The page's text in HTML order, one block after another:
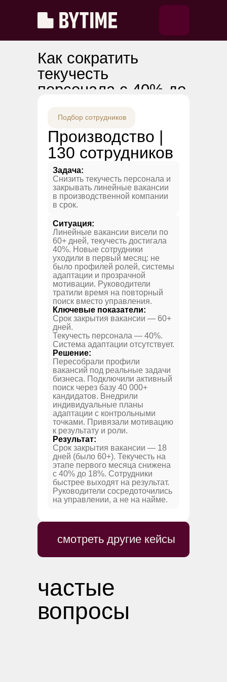
Как сократить
текучесть
персонала с 40% до
Подбор сотрудников
Производство |
130 сотрудников
Задача:
Снизить текучесть персонала и
закрывать линейные вакансии
в производственной компании
в срок.
Ситуация:
Линейные вакансии висели по
60+ дней, текучесть достигала
40%. Новые сотрудники
уходили в первый месяц: не
было профилей ролей, системы
адаптации и прозрачной
мотивации. Руководители
тратили время на повторный
поиск вместо управления.
Ключевые показатели:
Срок закрытия вакансии — 60+
дней.
Текучесть персонала — 40%.
Система адаптации отсутствует.
Решение:
Пересобрали профили
вакансий под реальные задачи
бизнеса. Подключили активный
поиск через базу 40 000+
кандидатов. Внедрили
индивидуальные планы
адаптации с контрольными
точками. Привязали мотивацию
к результату и роли.
Результат:
Срок закрытия вакансии — 18
дней (было 60+). Текучесть на
этапе первого месяца снижена
с 40% до 18%. Сотрудники
быстрее выходят на результат.
Руководители сосредоточились
на управлении, а не на найме.
смотреть другие кейсы
частые
вопросы